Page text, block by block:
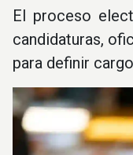
El proceso
candidaturas,
para definir